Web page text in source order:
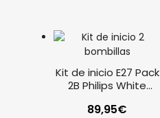
Kit de inicio E27 Pack
2B Philips White
89,95€